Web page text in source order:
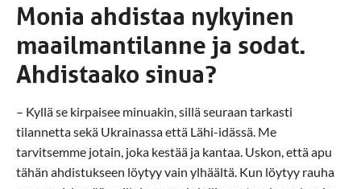
Monia ahdistaa nykyinen
maailmantilanne ja sodat.
Ahdistaako sinua?
– Kyllä se kirpaisee minuakin, sillä seuraan tarkasti
tilannetta sekä Ukrainassa että Lähi-idässä. Me
tarvitsemme jotain, joka kestää ja kantaa. Uskon, että apu
tähän ahdistukseen löytyy vain ylhäältä. Kun löytyy rauha